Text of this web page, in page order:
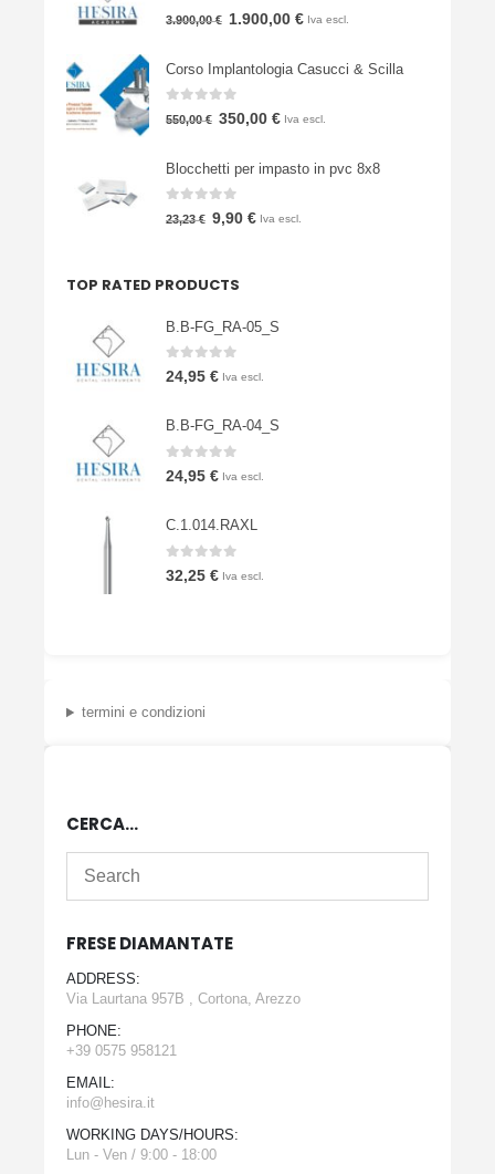
3.900,00€ Il
originale
era:
3.900,00 €.
1.900,00 €Il
attuale
1.900,00 €.
Iva escl.
Corso Implantologia Casucci & Scilla
550,00€ Il
originale
era:
550,00 €.
350,00 €Il
attuale
350,00 €.
Iva escl.
Blocchetti per impasto in pvc 8x8
23,23€ Il
23,23 €.
9,90 €Il
9,90 €.
Iva escl.
TOP RATED PRODUCTS
B.B-FG_RA-05_S
0 Su 5
24,95 € Iva escl.
B.B-FG_RA-04_S
0 Su 5
24,95 € Iva escl.
C.1.014.RAXL
0 Su 5
32,25 € Iva escl.
termini e condizioni
CERCA…
FRESE DIAMANTATE
ADDRESS:
Via Laurtana 957B , Cortona, Arezzo
PHONE:
+39 0575 958121
EMAIL:
info@hesira.it
WORKING DAYS/HOURS:
Lun - Ven / 9:00 - 18:00